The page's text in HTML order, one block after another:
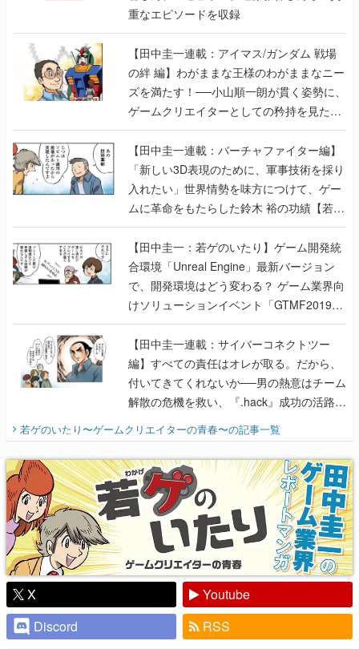
重なエピソードを収録
【田中圭一連載：アイマス/ガンダム 戦場
の絆 編】わがままな王様のわがままなニー
ズを満たす！──小山順一朗が貫く姿勢に、
ゲームクリエイターとしての矜持を見た
【若ゲのいたり最終回】
【田中圭一連載：バーチャファイター編】
「新しい3D表現のために、軍事技術を採り
入れたい」世界情勢を味方につけて、ゲー
ムに革命をもたらした鈴木 裕の功績【若ゲ
のいたり】
【田中圭一：若ゲのいたり】ゲーム開発統
合環境「Unreal Engine」最新バージョン
で、開発環境はどう変わる？ ゲーム業界向
けソリューションイベント「GTMF2019」
に行って、より理解を深めよう【PR】
【田中圭一連載：サイバーコネクトツー
編】すべての責任はオレが取る。だから、
付いてきてくれないか──男の熱意はチーム
解散の危機を救い、『.hack』成功の活路を
開く。業界の快男児・松山 洋に流れる血は
『少年ジャンプ』色だった【若ゲのいた
り】
若ゲのいたり〜ゲームクリエイターの青春〜の記事一覧
X
Youtube
Discord
RSS